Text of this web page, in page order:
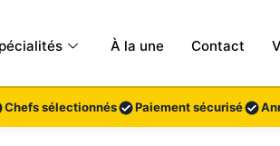
À la une Contact
Chefs sélectionnés Paiement sécurisé